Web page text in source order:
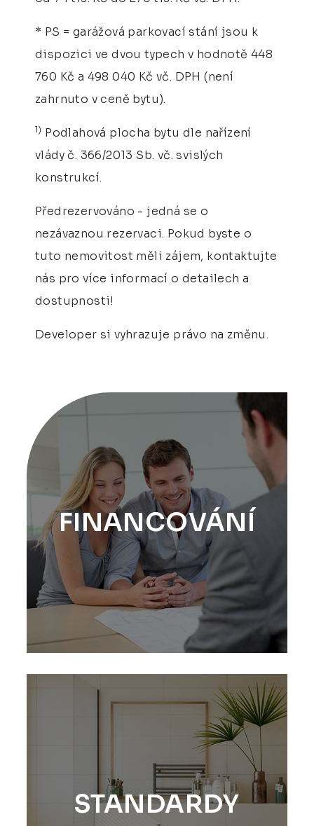
* PS = garážová parkovací stání jsou k
dispozici ve dvou typech v hodnotě 448
760 Kč a 498 040 Kč vč. DPH (není
zahrnuto v ceně bytu).
1) Podlahová plocha bytu dle nařízení
vlády č. 366/2013 Sb. vč. svislých
konstrukcí.
Předrezervováno - jedná se o
nezávaznou rezervaci. Pokud byste o
tuto nemovitost měli zájem, kontaktujte
nás pro více informací o detailech a
dostupnosti!
Developer si vyhrazuje právo na změnu.
FINANCOVÁNÍ
STANDARDY